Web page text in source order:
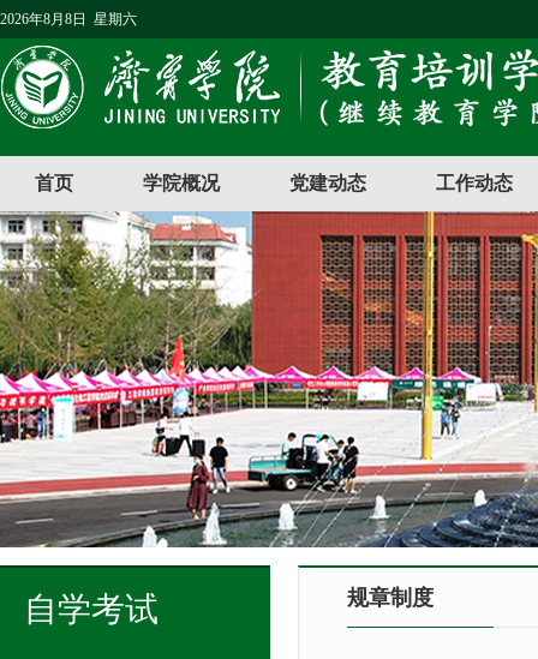
2026年8月8日 星期六
首页 学院概况 党建动态 工作动态
自学考试 规章制度